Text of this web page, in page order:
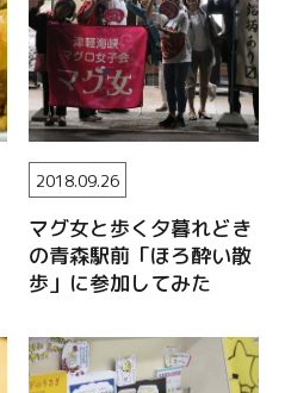
マグ女と歩く夕暮れどき
の青森駅前「ほろ酔い散
歩」に参加してみた
2018.09.26